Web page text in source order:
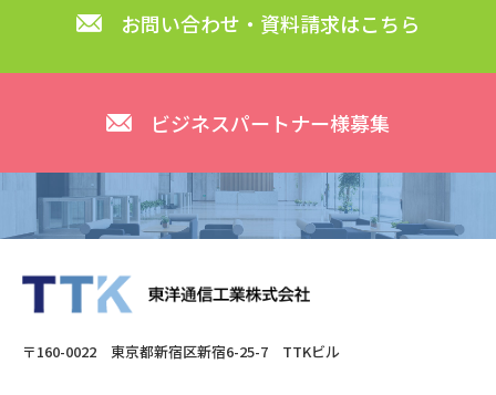
お問い合わせ・資料請求はこちら
ビジネスパートナー様募集
〒160-0022 東京都新宿区新宿6-25-7 TTKビル